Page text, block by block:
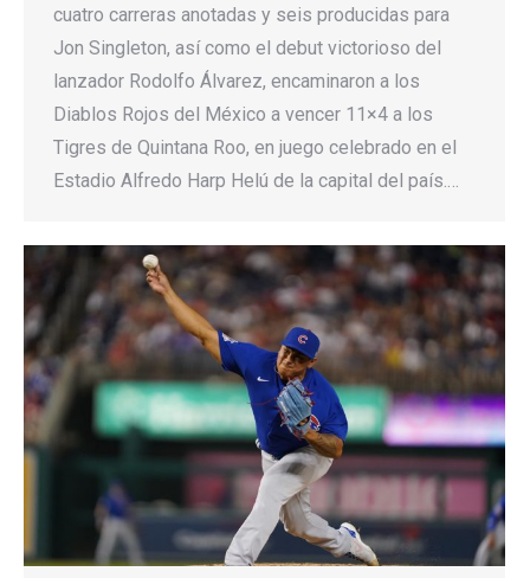
cuatro carreras anotadas y seis producidas para
Jon Singleton, así como el debut victorioso del
lanzador Rodolfo Álvarez, encaminaron a los
Diablos Rojos del México a vencer 11×4 a los
Tigres de Quintana Roo, en juego celebrado en el
Estadio Alfredo Harp Helú de la capital del país.…